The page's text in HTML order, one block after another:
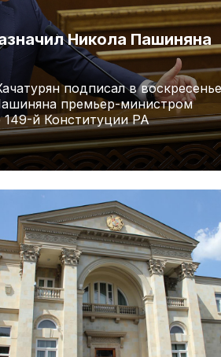
Никола Пашиняна
подписал в воскресенье
премьер-министром
149-й Конституции РА